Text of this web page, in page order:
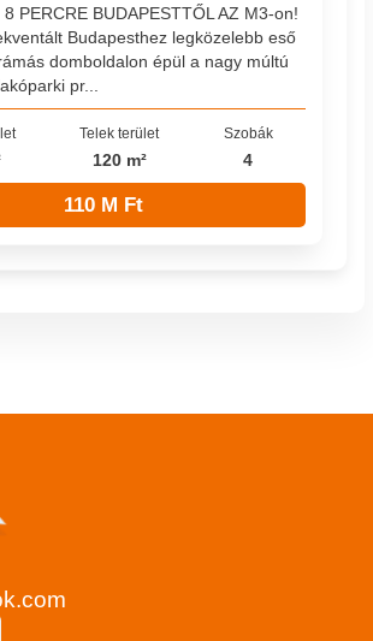
8 PERCRE BUDAPESTTŐL AZ M3-on!
Budapesthez legközelebb eső
domboldalon épül a nagy múltú
pr...
Telek terület
120 m²
Szobák
4
110 M Ft